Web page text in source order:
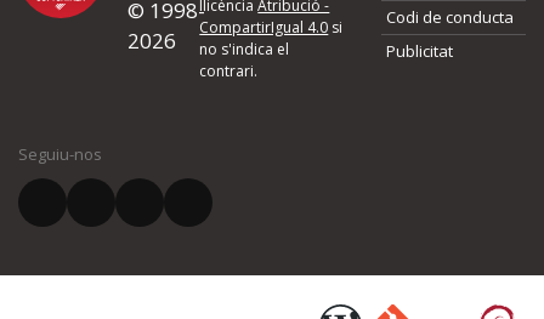
Si heu trobat un error o voleu proposar alguna millora, ompliu els
quina és la millora que proposeu o l'error del qual voleu informar-
El vostre correu electrònic *
© 1998-
2026
llicènciaAtribució -
CompartirIgual 4.0 si
no s'indica el
contrari.
Codi de conducta
Publicitat
Seguiu-nos